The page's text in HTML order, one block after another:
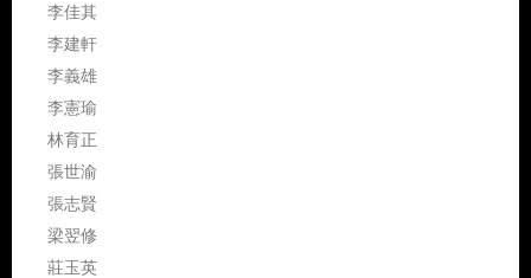
李佳其
李建軒
李義雄
李憲瑜
林育正
張世渝
張志賢
梁翌修
莊玉英